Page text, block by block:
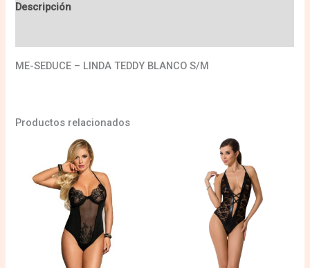
Descripción
ME-SEDUCE – LINDA TEDDY BLANCO S/M
Productos relacionados